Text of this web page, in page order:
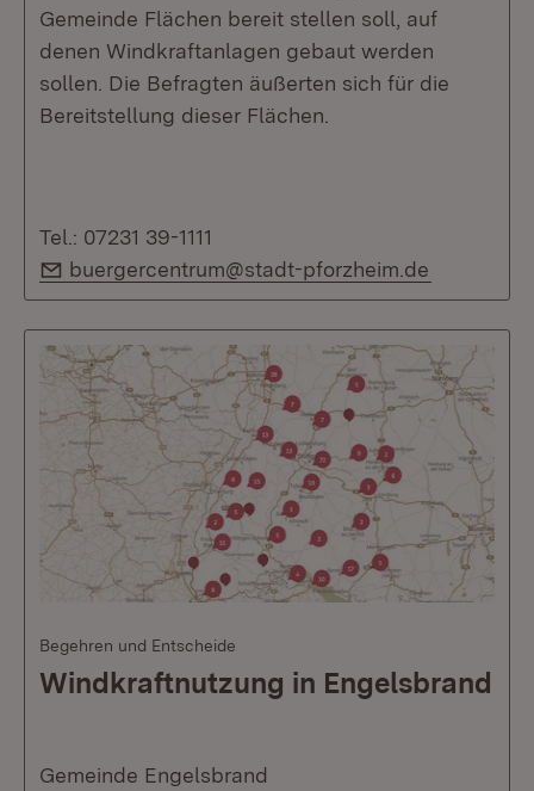
Gemeinde Flächen bereit stellen soll, auf
denen Windkraftanlagen gebaut werden
sollen. Die Befragten äußerten sich für die
Bereitstellung dieser Flächen.
Tel.: 07231 39-1111
E-Mail:
buergercentrum@stadt-pforzheim.de
Begehren und Entscheide
Windkraftnutzung in Engelsbrand
Gemeinde Engelsbrand